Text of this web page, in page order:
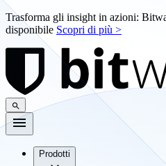
Trasforma gli insight in azioni:
disponibile Scopri di più >
Prodotti